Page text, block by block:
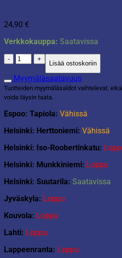
24,90 €
Verkkokauppa: Saatavissa
Termospullo
470ml
palmunlehti
määrä
Lisää ostoskoriin
Myymäläsaatavuus
Tuotteiden myymäläsaldot vaihtelevat,
voida täysin taata.
Espoo: Tapiola: Vähissä
Helsinki: Herttoniemi: Vähissä
Helsinki: Iso-Roobertinkatu:
Helsinki: Munkkiniemi: Loppu
Helsinki: Suutarila: Saatavissa
Jyväskyla: Loppu
Kouvola: Loppu
Lahti: Loppu
Lappeenranta: Loppu